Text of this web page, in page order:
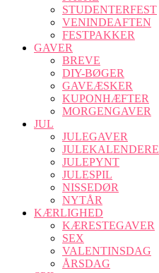
STUDENTERFEST
VENINDEAFTEN
FESTPAKKER
GAVER
BREVE
DIY-BØGER
GAVEÆSKER
KUPONHÆFTER
MORGENGAVER
JUL
JULEGAVER
JULEKALENDERE
JULEPYNT
JULESPIL
NISSEDØR
NYTÅR
KÆRLIGHED
KÆRESTEGAVER
SEX
VALENTINSDAG
ÅRSDAG